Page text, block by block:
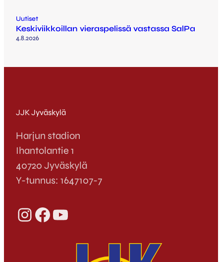
Uutiset
Keskiviikkoillan vieraspelissä vastassa SalPa
4.8.2026
JJK Jyväskylä
Harjun stadion
Ihantolantie 1
40720 Jyväskylä
Y-tunnus: 1647107-7
InstagramFacebook YouTube